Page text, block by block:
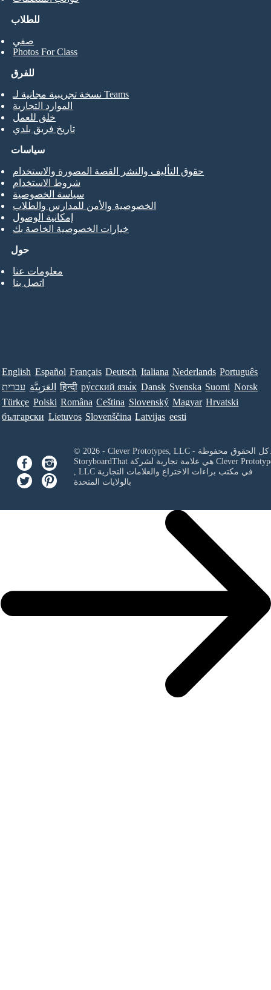
للطلاب
صفي
Photos For Class
للفرق
نسخة تجريبية مجانية لـ Teams
الموارد التجارية
خلق للعمل
تاريخ فريق بلدي
حول
معلومات عنا
اتصل بنا
سياسات
حقوق التأليف والنشر القصة المصورة والاستخدام
شروط الاستخدام
سياسة الخصوصية
الخصوصية والأمن للمدارس والطلاب
إمكانية الوصول
خيارات الخصوصية الخاصة بك
English Español Français Deutsch Italiana Nederlands Português
עברית العَرَبِيَّة हिन्दी ру́сский язы́к Dansk Svenska Suomi Norsk
Türkçe Polski Româna Ceština Slovenský Magyar Hrvatski
български Lietuvos Slovenščina Latvijas eesti
© 2026 - Clever Prototypes, LLC - كل الحقوق محفوظة.
StoryboardThat هي علامة تجارية لشركة Clever
, LLCفي مكتب براءات الاختراع والعلامات التجارية
بالولايات المتحدة